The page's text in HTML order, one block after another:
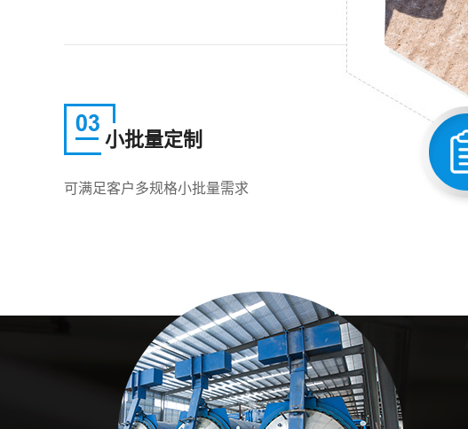
小批量定制
可满足客户多规格小批量需求